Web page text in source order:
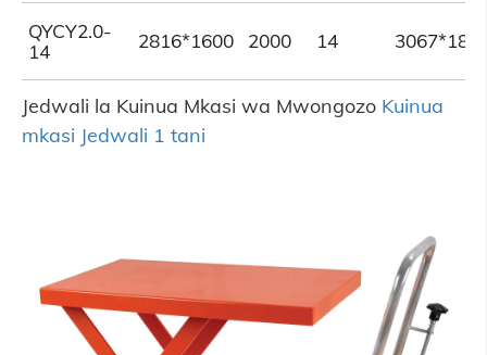
QYCY2.0-
14
2816*1600 2000 14
Jedwali la Kuinua Mkasi wa Mwongozo Kuinua
mkasi Jedwali 1 tani